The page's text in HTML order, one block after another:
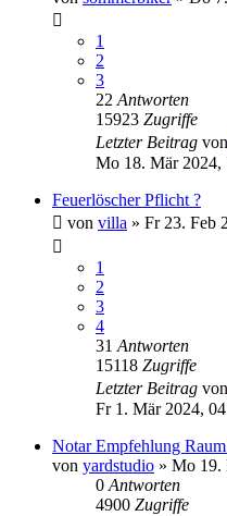
1
2
3
22 Antworten
15923 Zugriffe
Letzter Beitrag von
Mo 18. Mär 2024,
Feuerlöscher Pflicht ?
von villa » Fr 23. Feb
1
2
3
4
31 Antworten
15118 Zugriffe
Letzter Beitrag von
Fr 1. Mär 2024,
Notar Empfehlung
von yardstudio » Mo 19.
0 Antworten
4900 Zugriffe